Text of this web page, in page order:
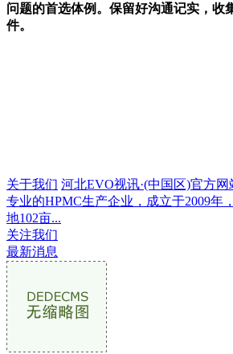
问题的首选体例。保留好沟通记实，收
件。
关于我们 河北EVO视讯·(中国区)官方
专业的HPMC生产企业，成立于2009年
地102亩...
关注我们
最新消息